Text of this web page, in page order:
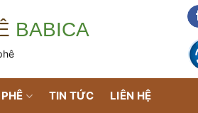
BABICA
TIN TỨC LIÊN HỆ